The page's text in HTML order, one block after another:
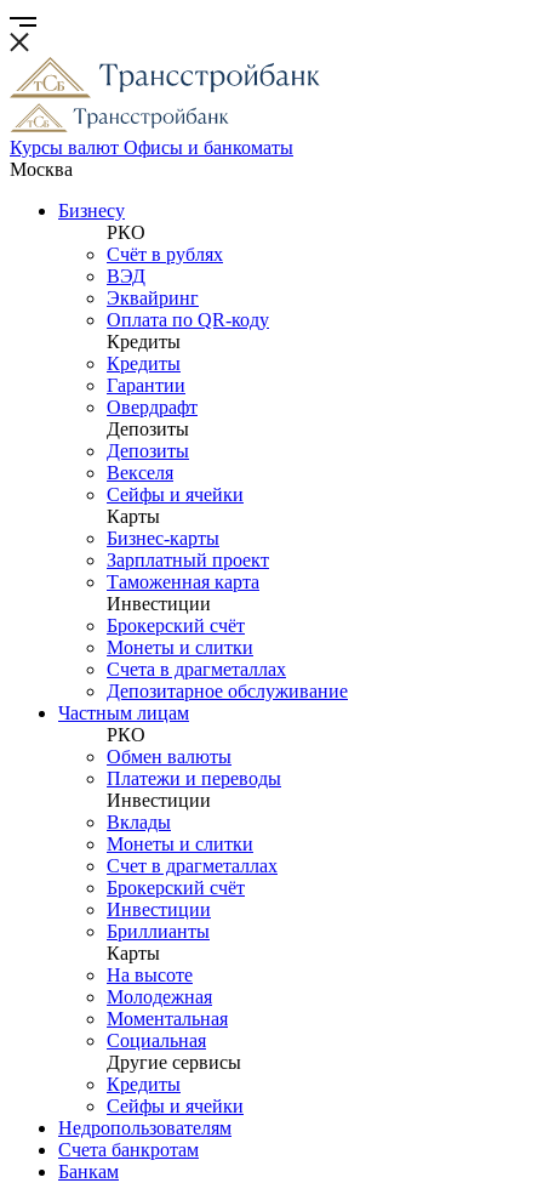
Курсы валют Офисы и банкоматы
Москва
Бизнесу
РКО
Счёт в рублях
ВЭД
Эквайринг
Оплата по QR-коду
Кредиты
Кредиты
Гарантии
Овердрафт
Депозиты
Депозиты
Векселя
Сейфы и ячейки
Карты
Бизнес-карты
Зарплатный проект
Таможенная карта
Инвестиции
Брокерский счёт
Монеты и слитки
Счета в драгметаллах
Депозитарное обслуживание
Частным лицам
РКО
Обмен валюты
Платежи и переводы
Инвестиции
Вклады
Монеты и слитки
Счет в драгметаллах
Брокерский счёт
Инвестиции
Бриллианты
Карты
На высоте
Молодежная
Моментальная
Социальная
Другие сервисы
Кредиты
Сейфы и ячейки
Недропользователям
Счета банкротам
Банкам